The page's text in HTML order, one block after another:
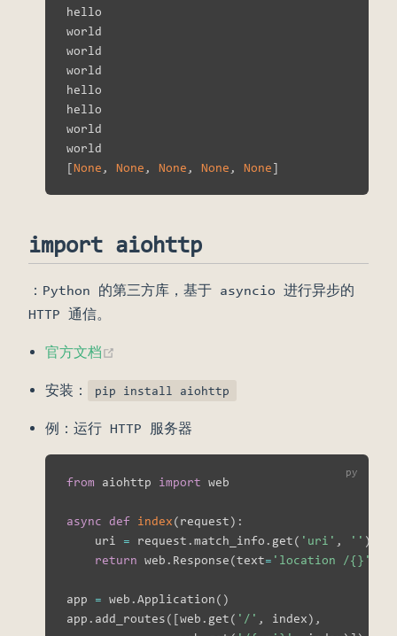
hello
world
world
world
hello
hello
world
[None , None , None , None , None]
import aiohttp
：Python 的第三方库，基于 asyncio 进行异步的
HTTP 通信。
官方文档
安装： pip install aiohttp
例：运行 HTTP 服务器
from aiohttp import web
async def index(request) :
    uri
= request.match_info. get( 'uri' , '' )
return web. Response(text= 'location /{}'
app = web.Application( )
app. add_routes( [web. get( '/' , index) ,